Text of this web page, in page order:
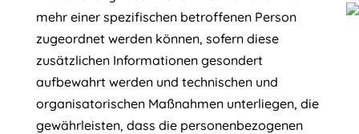
mehr einer spezifischen betroffenen Person
zugeordnet werden können, sofern diese
zusätzlichen Informationen gesondert
aufbewahrt werden und technischen und
organisatorischen Maßnahmen unterliegen, die
gewährleisten, dass die personenbezogenen